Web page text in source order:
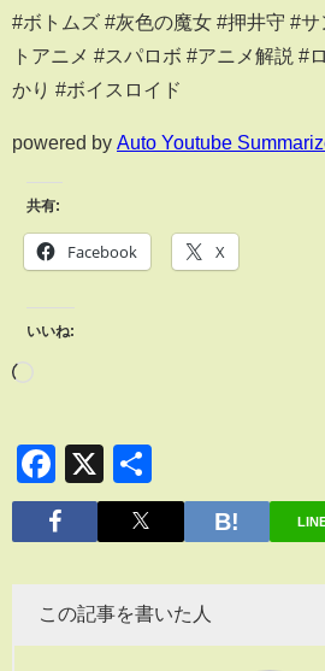
#ボトムズ #灰色の魔女 #押井守 #
トアニメ #スパロボ #アニメ解説 #
かり #ボイスロイド
powered by Auto Youtube
共有:
Facebook X
いいね:
Facebook
X
有
この記事を書いた人